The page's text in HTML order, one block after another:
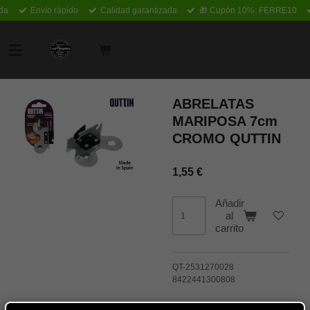
Ir
Envío rápido Calidad garantizada 🎁 Cupón 10%: FERRE10
ABRELATAS
MARIPOSA 7cm
CROMO QUTTIN
1,55 €
Añadir
al
carrito
QT-2531270028
8422441300808